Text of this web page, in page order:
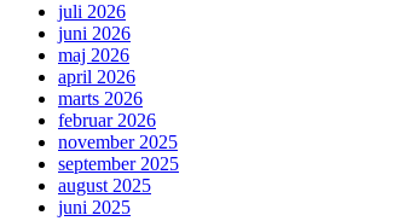
juli 2026
juni 2026
maj 2026
april 2026
marts 2026
februar 2026
november 2025
september 2025
august 2025
juni 2025